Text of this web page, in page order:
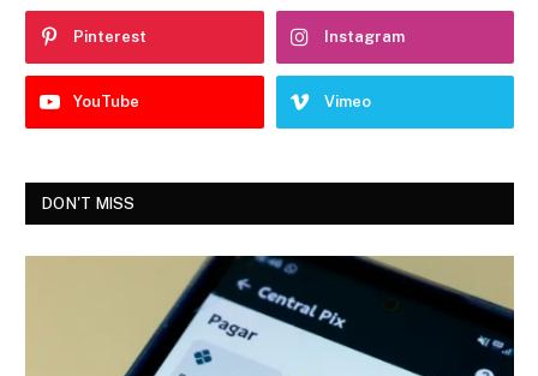
Pinterest Instagram
YouTube Vimeo
DON'T MISS